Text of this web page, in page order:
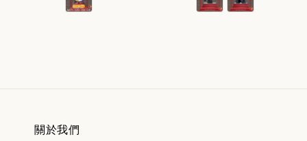
關於我們